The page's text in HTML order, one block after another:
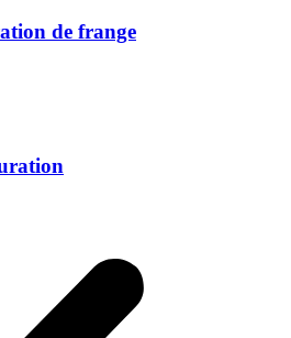
de frange